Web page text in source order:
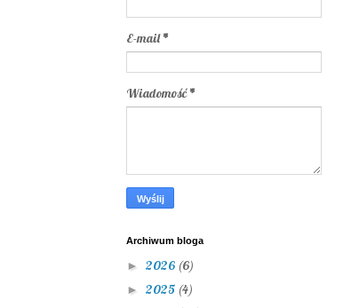
E-mail*
Wiadomość*
Archiwum bloga
► 2026 (6)
► 2025 (4)